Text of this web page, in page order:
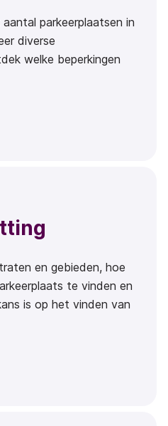
parkeerplaatsen in
diverse
welke beperkingen
en gebieden, hoe
te vinden en
is op het vinden van